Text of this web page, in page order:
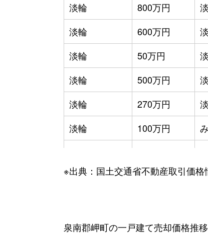
淡輪
800万円
淡輪
600万円
淡輪
50万円
淡輪
500万円
淡輪
270万円
淡輪
100万円
淡輪
500万円
淡輪山中
100万円
※出典：国土交通省不動産取引価格
泉南郡岬町の一戸建て売却価格推移